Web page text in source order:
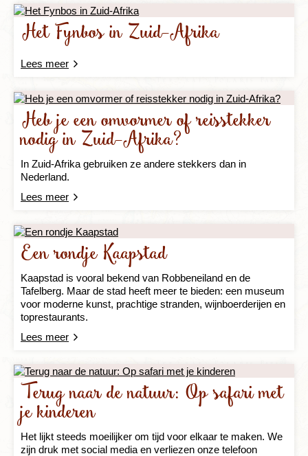
Het Fynbos in Zuid-Afrika
Lees meer
Heb je een omvormer of reisstekker
nodig in Zuid-Afrika?
In Zuid-Afrika gebruiken ze andere stekkers dan in
Nederland.
Lees meer
Een rondje Kaapstad
Kaapstad is vooral bekend van Robbeneiland en de
Tafelberg. Maar de stad heeft meer te bieden: een museum
voor moderne kunst, prachtige stranden, wijnboerderijen en
toprestaurants.
Lees meer
Terug naar de natuur: Op safari met
je kinderen
Het lijkt steeds moeilijker om tijd voor elkaar te maken. We
zijn druk met social media en verliezen onze telefoon